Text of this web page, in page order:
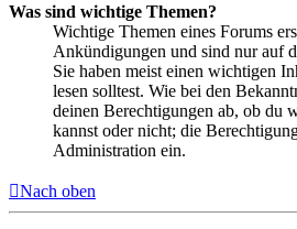
Was sind wichtige Themen?
Wichtige Themen eines Forums
Ankündigungen und sind nur auf
Sie haben meist einen wichtigen
lesen solltest. Wie bei den
deinen Berechtigungen ab, ob du
kannst oder nicht; die
Administration ein.
Nach oben